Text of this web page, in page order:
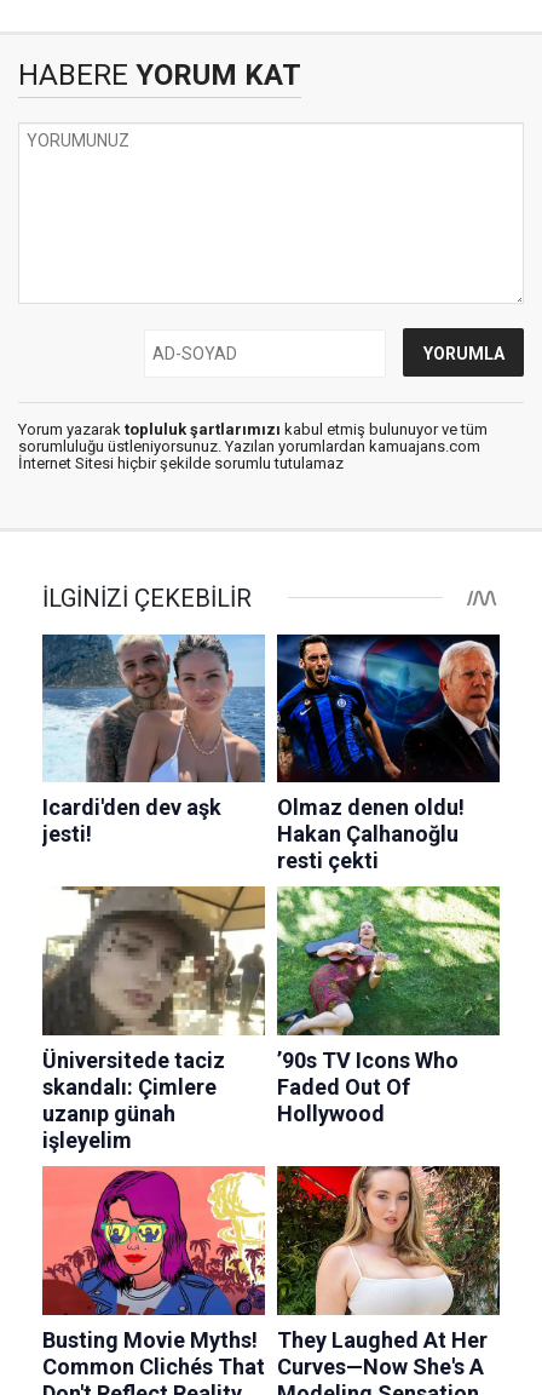
HABERE YORUM KAT
Yorum yazarak topluluk şartlarımızı kabul etmiş bulunuyor ve tüm
sorumluluğu üstleniyorsunuz. Yazılan yorumlardan kamuajans.com
İnternet Sitesi hiçbir şekilde sorumlu tutulamaz